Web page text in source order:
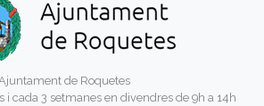
de Roquetes
i cada 3 setmanes en divendres de 9h a 14h